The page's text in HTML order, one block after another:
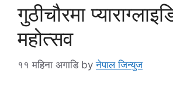
गुठीचौरमा
महोत्सव
११ महिना अगाडि byनेपाल जिन्युज